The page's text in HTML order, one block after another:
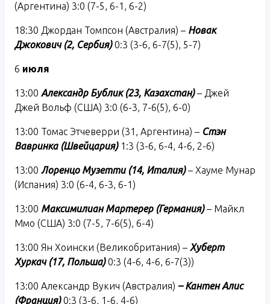
(Аргентина) 3:0 (7-5, 6-1, 6-2)
18:30 Джордан Томпсон (Австралия) – Новак
Джокович (2, Сербия) 0:3 (3-6, 6-7(5), 5-7)
6 июля
13:00 Александр Бублик (23, Казахстан) – Джей
Джей Вольф (США) 3:0 (6-3, 7-6(5), 6-0)
13:00 Томас Этчеверри (31, Аргентина) – Стэн
Вавринка (Швейцария) 1:3 (3-6, 6-4, 4-6, 2-6)
13:00 Лоренцо Музетти (14, Италия) – Хауме Мунар
(Испания) 3:0 (6-4, 6-3, 6-1)
13:00 Максимилиан Мартерер (Германия)– Майкл
Ммо (США) 3:0 (7-5, 7-6(5), 6-4)
13:00 Ян Хоински (Великобритания) – Хуберт
Хуркач (17, Польша)0:3 (4-6, 4-6, 6-7(3))
13:00 Александр Вукич (Австралия) – Кантен Алис
(Франция)0:3 (3-6, 1-6, 4-6)